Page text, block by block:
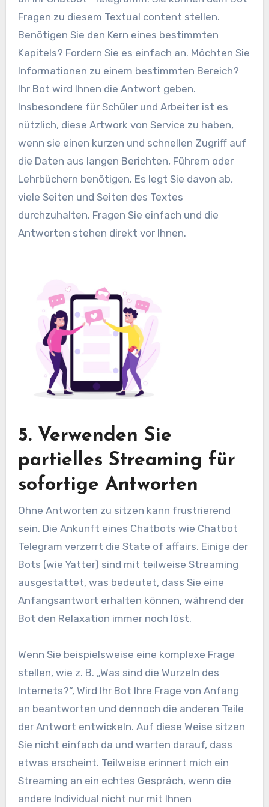
Fragen zu diesem Textual content stellen.
Benötigen Sie den Kern eines bestimmten
Kapitels? Fordern Sie es einfach an. Möchten Sie
Informationen zu einem bestimmten Bereich?
Ihr Bot wird Ihnen die Antwort geben.
Insbesondere für Schüler und Arbeiter ist es
nützlich, diese Artwork von Service zu haben,
wenn sie einen kurzen und schnellen Zugriff auf
die Daten aus langen Berichten, Führern oder
Lehrbüchern benötigen. Es legt Sie davon ab,
viele Seiten und Seiten des Textes
durchzuhalten. Fragen Sie einfach und die
Antworten stehen direkt vor Ihnen.
5. Verwenden Sie
partielles Streaming für
sofortige Antworten
Ohne Antworten zu sitzen kann frustrierend
sein. Die Ankunft eines Chatbots wie Chatbot
Telegram verzerrt die State of affairs. Einige der
Bots (wie Yatter) sind mit teilweise Streaming
ausgestattet, was bedeutet, dass Sie eine
Anfangsantwort erhalten können, während der
Bot den Relaxation immer noch löst.
Wenn Sie beispielsweise eine komplexe Frage
stellen, wie z. B. „Was sind die Wurzeln des
Internets?“, Wird Ihr Bot Ihre Frage von Anfang
an beantworten und dennoch die anderen Teile
der Antwort entwickeln. Auf diese Weise sitzen
Sie nicht einfach da und warten darauf, dass
etwas erscheint. Teilweise erinnert mich ein
Streaming an ein echtes Gespräch, wenn die
andere Individual nicht nur mit Ihnen